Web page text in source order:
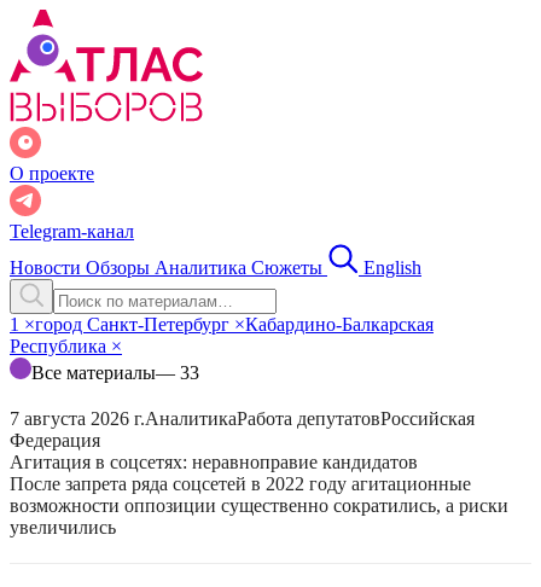
О проекте
Telegram-канал
Новости Обзоры Аналитика Сюжеты English
1 ×город Санкт-Петербург ×Кабардино-Балкарская
Республика ×
Все материалы— 33
7 августа 2026 г.АналитикаРабота депутатовРоссийская
Федерация
Агитация в соцсетях: неравноправие кандидатов
После запрета ряда соцсетей в 2022 году агитационные
возможности оппозиции существенно сократились, а риски
увеличились